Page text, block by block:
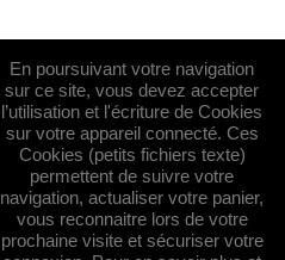
En poursuivant votre navigation
sur ce site, vous devez accepter
l’utilisation et l'écriture de Cookies
sur votre appareil connecté. Ces
Cookies (petits fichiers texte)
permettent de suivre votre
navigation, actualiser votre panier,
vous reconnaitre lors de votre
prochaine visite et sécuriser votre